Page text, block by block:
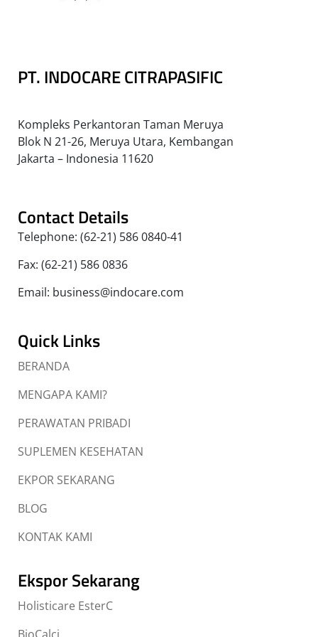
PT. INDOCARE CITRAPASIFIC
Kompleks Perkantoran Taman Meruya
Blok N 21-26, Meruya Utara, Kembangan
Jakarta – Indonesia 11620
Contact Details
Telephone: (62-21) 586 0840-41
Fax: (62-21) 586 0836
Email: business@indocare.com
Quick Links
BERANDA
MENGAPA KAMI?
PERAWATAN PRIBADI
SUPLEMEN KESEHATAN
EKPOR SEKARANG
BLOG
KONTAK KAMI
Ekspor Sekarang
Holisticare EsterC